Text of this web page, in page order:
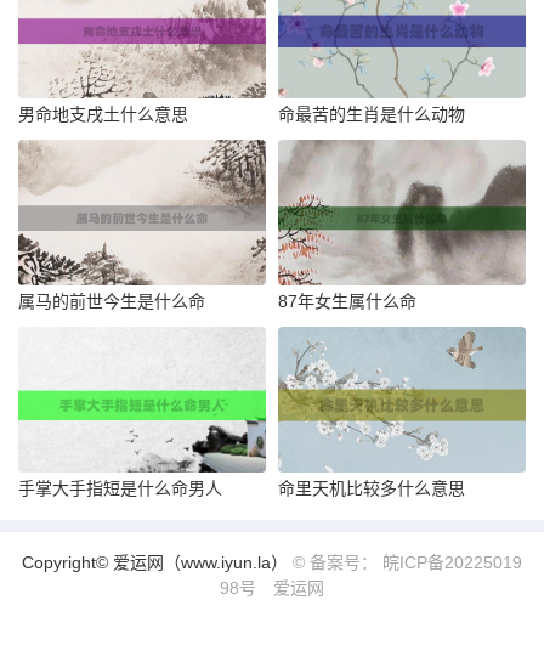
男命地支戌土什么意思 命最苦的生肖是什么动物
属马的前世今生是什么命 87年女生属什么命
手掌大手指短是什么命男人 命里天机比较多什么意思
Copyright© 爱运网（www.iyun.la） © 备案号： 皖ICP备20225019
98号
爱运网